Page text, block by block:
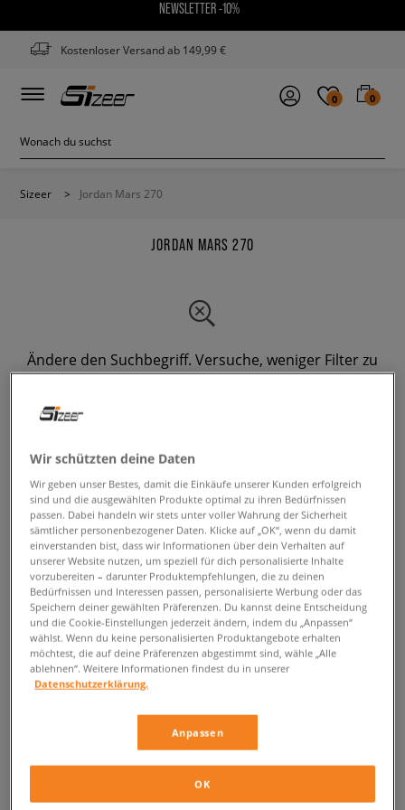
NEWSLETTER -10%
Kostenloser Versand ab 149,99 €
0 0
Sizeer > Jordan Mars 270
JORDAN MARS 270
Ändere den Suchbegriff. Versuche, weniger Filter zu
verwenden.
Jordan Mars 270 – Basketballschuhe
in Neuauflage
Nike liebt es, sich von Projekten seines eigenen Portfolios inspirieren zu
lassen. Die Ergebnisse dieser Kreationen sind unverwechselbareJordan
Sneaker, welche im Sturm die Herzen der Urban-Style-Fans erobern.
Falls du dich auch für Streetwear interessierst und Schuhe im B-Ball-
Style liebst, dann werden dir die Modelle derJordan Mars 270
mit Sicherheit gefallen. Bei der Entwicklung der Kollektion orientierten
innovative Dämpfungssystem übernommen wurde.
Ein maximaler Komfort, nicht nur für
Basketballer
Wir schützten deine Daten
Wir geben unser Bestes, damit die Einkäufe unserer Kunden erfolgreich
sind und die ausgewählten Produkte optimal zu ihren Bedürfnissen
passen. Dabei handeln wir stets unter voller Wahrung der Sicherheit
sämtlicher personenbezogener Daten. Klicke auf „OK“, wenn du damit
einverstanden bist, dass wir Informationen über dein Verhalten auf
unserer Website nutzen, um speziell für dich personalisierte Inhalte
vorzubereiten – darunter Produktempfehlungen, die zu deinen
Bedürfnissen und Interessen passen, personalisierte Werbung oder das
Speichern deiner gewählten Präferenzen. Du kannst deine Entscheidung
und die Cookie-Einstellungen jederzeit ändern, indem du „Anpassen“
wählst. Wenn du keine personalisierten Produktangebote erhalten
möchtest, die auf deine Präferenzen abgestimmt sind, wähle „Alle
ablehnen“. Weitere Informationen findest du in unserer
Datenschutzerklärung.
Anpassen
OK